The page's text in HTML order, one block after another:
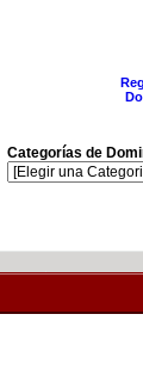
Categorías de